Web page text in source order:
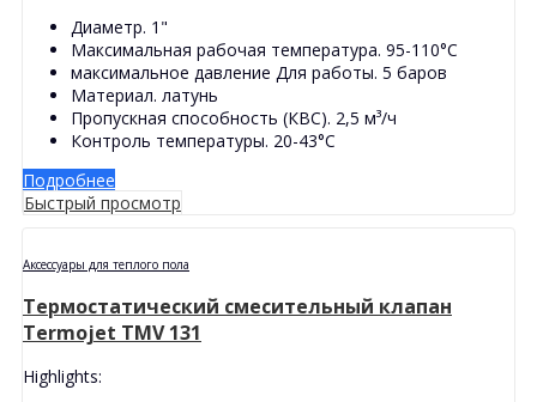
Диаметр. 1"
Максимальная рабочая температура. 95-110°С
максимальное давление Для работы. 5 баров
Материал. латунь
Пропускная способность (КВС). 2,5 м³/ч
Контроль температуры. 20-43°С
Подробнее
Быстрый просмотр
Аксессуары для теплого пола
Термостатический смесительный клапан
Termojet TMV 131
Highlights: